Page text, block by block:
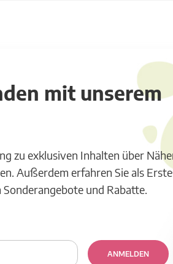
mit unserem
zu exklusiven Inhalten über
Außerdem erfahren Sie als
und Rabatte.
ANMELDEN